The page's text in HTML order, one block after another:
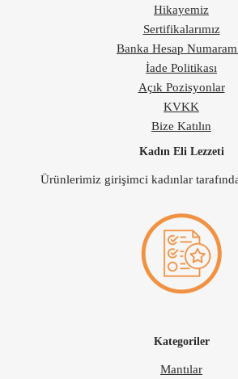
Hikayemiz
Sertifikalarımız
Banka Hesap
İade Politikası
Açık Pozisyonlar
KVKK
Bize Katılın
Kadın Eli Lezzeti
Ürünlerimiz girişimci kadınlar
Kategoriler
Mantılar